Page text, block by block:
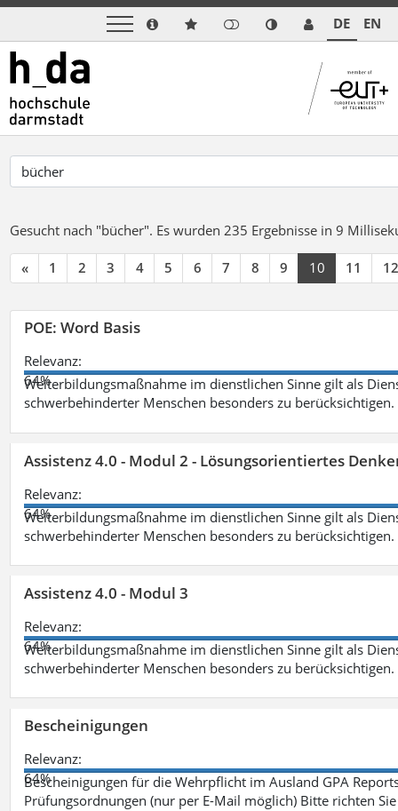
DE EN
Gesucht nach "bücher". Es wurden 235 Ergebnisse in 9
« 1 2 3 4 5 6 7 8 9 10 11 12
POE: Word Basis
Relevanz:
64%
Weiterbildungsmaßnahme im dienstlichen Sinne gilt als
schwerbehinderter Menschen besonders zu berücksichtigen.
Assistenz 4.0 - Modul 2 - Lösungsorientiertes
Relevanz:
64%
Weiterbildungsmaßnahme im dienstlichen Sinne gilt als
schwerbehinderter Menschen besonders zu berücksichtigen.
Assistenz 4.0 - Modul 3
Relevanz:
64%
Weiterbildungsmaßnahme im dienstlichen Sinne gilt als
schwerbehinderter Menschen besonders zu
Bescheinigungen
Relevanz:
64%
Bescheinigungen für die Wehrpflicht im Ausland GPA
Prüfungsordnungen (nur per E-Mail möglich) Bitte richten